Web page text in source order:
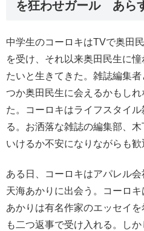
を狂わせガール あら
中学生のコーロキはTVで奥田
を受け、それ以来奥田民生に
たいと生きてきた。雑誌編集
つか奥田民生に会えるかもし
た。コーロキはライフスタイ
る。お洒落な雑誌の編集部、
いけるか不安になりながらも歓
ある日、コーロキはアパレル
天海あかりに出会う。コーロキ
あかりは有名作家のエッセイ
も二つ返事で受け入れる。し